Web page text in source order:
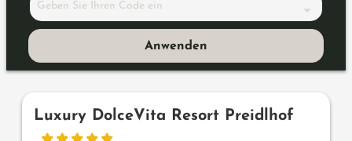
Geben Sie Ihren Code ein
Anwenden
Unsere Angebote im Zimmer
Luxury DolceVita Resort Preidlhof